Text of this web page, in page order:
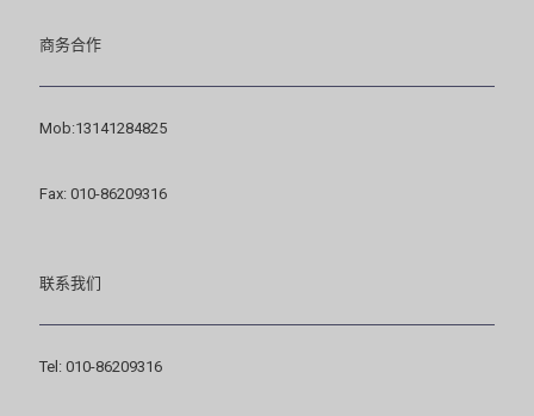
商务合作
Mob:13141284825
Fax: 010-86209316
联系我们
Tel: 010-86209316